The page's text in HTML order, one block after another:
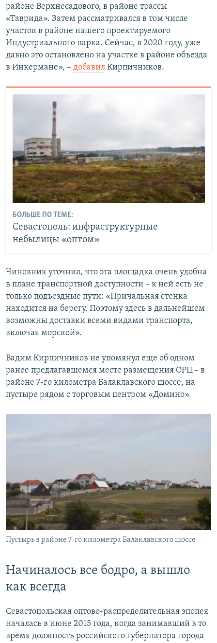
районе Верхнесадового, в районе трассы
«Таврида». Затем рассматривался в том числе
участок в районе нашего проектируемого
Индустриального парка. Сейчас, в 2020 году, уже
давно это остановлено на участке в районе объезда
в Инкермане», – добавил Кирпичников.
БОЛЬШЕ ПО ТЕМЕ:
Севастополь: инфраструктурные
небылицы «оптом»
Чиновник уточнил, что эта площадка очень удобна
в плане транспортной доступности – к ней есть не
только подъездные пути: «Причальная стенка
находится на берегу. Поэтому здесь в дальнейшем
возможны доставки всеми видами транспорта,
включая морской».
Вадим Кирпичников не упомянул еще об одном
ранее предлагавшемся месте размещения ОРЦ – в
районе 7-го километра Балаклавского шоссе, на
пустыре рядом с торговым центром «Домино».
Пустырь в районе 7-го километра Балаклавского шоссе
Начиналось все бодро, а вышло
как всегда
Севастопольская оптово-распределительная эпопея
началась в июне 2015 года, когда занимавший в то
время должность российского губернатора города